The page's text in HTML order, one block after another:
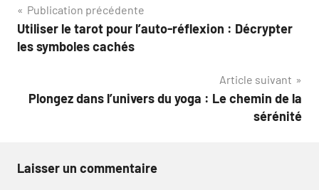
Navigation
de
Publication précédente
Utiliser le tarot pour l’auto-réflexion : Décrypter
les symboles cachés
Article suivant
Plongez dans l’univers du yoga : Le chemin de la
sérénité
Laisser un commentaire